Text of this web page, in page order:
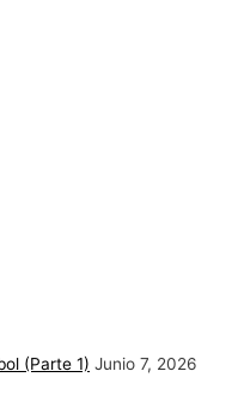
(Parte 1) Junio 7, 2026